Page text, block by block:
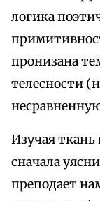
логика
пронизана
телесности
Изучая
сначала
преподает